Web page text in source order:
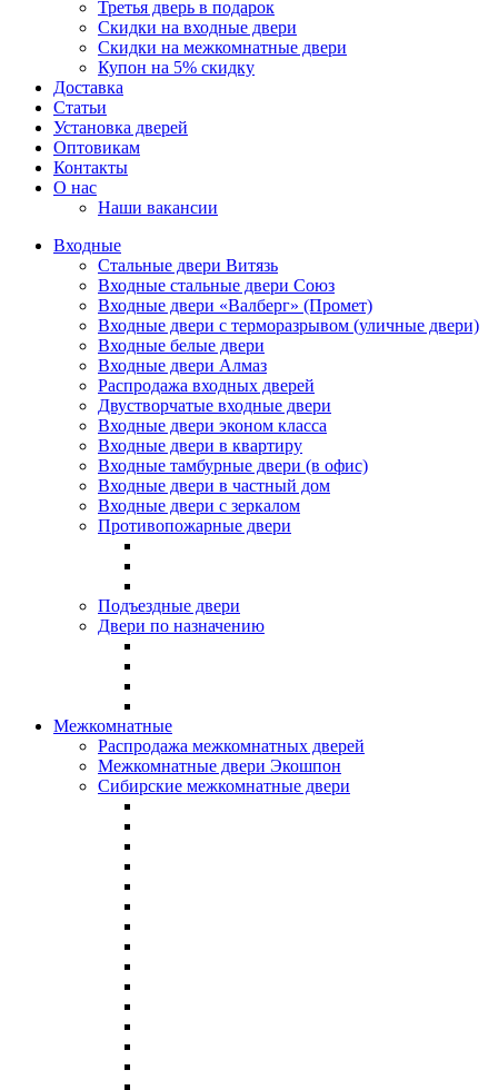
Третья дверь в подарок
Скидки на входные двери
Скидки на межкомнатные двери
Купон на 5% скидку
Доставка
Статьи
Установка дверей
Оптовикам
Контакты
О нас
Наши вакансии
Входные
Стальные двери Витязь
Входные стальные двери Союз
Входные двери «Валберг» (Промет)
Входные двери с терморазрывом (уличные двери)
Входные белые двери
Входные двери Алмаз
Распродажа входных дверей
Двустворчатые входные двери
Входные двери эконом класса
Входные двери в квартиру
Входные тамбурные двери (в офис)
Входные двери в частный дом
Входные двери с зеркалом
Противопожарные двери
Подъездные двери
Двери по назначению
Межкомнатные
Распродажа межкомнатных дверей
Межкомнатные двери Экошпон
Сибирские межкомнатные двери